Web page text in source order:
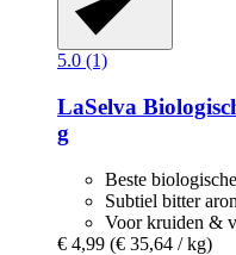
5.0 (1)
LaSelva
g
Beste
Subtiel bitter
Voor kruiden &
€ 4,99 (€ 35,64 / kg)